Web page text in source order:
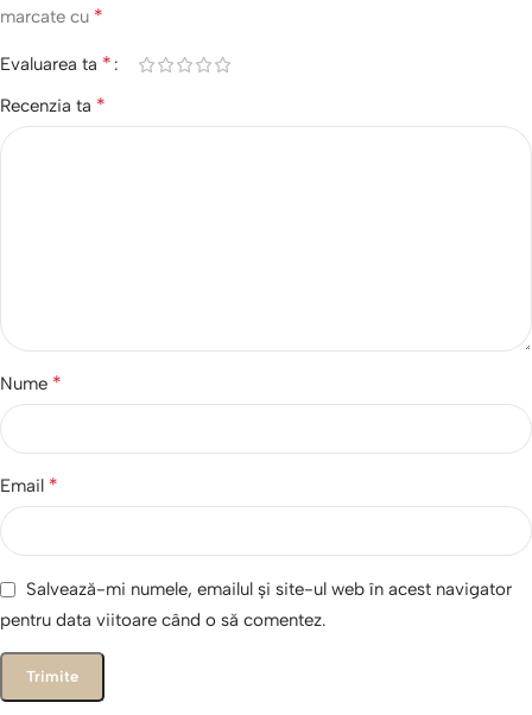
marcate cu *
Evaluarea ta *
Recenzia ta *
Nume *
Email *
Salvează-mi numele, emailul și site-ul web în acest navigator
pentru data viitoare când o să comentez.